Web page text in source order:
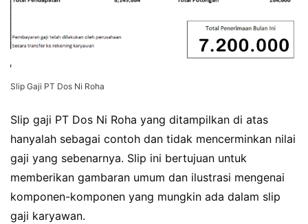
Slip Gaji PT Dos Ni Roha
Slip gaji PT Dos Ni Roha yang ditampilkan di atas
hanyalah sebagai contoh dan tidak mencerminkan nilai
gaji yang sebenarnya. Slip ini bertujuan untuk
memberikan gambaran umum dan ilustrasi mengenai
komponen-komponen yang mungkin ada dalam slip
gaji karyawan.